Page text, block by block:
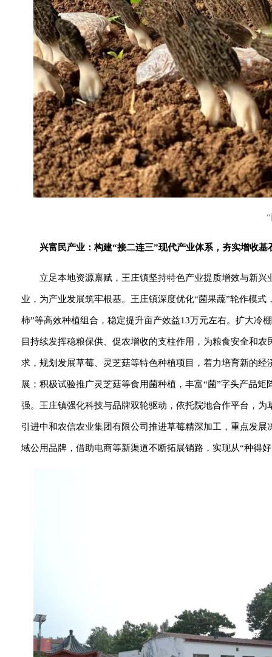
兴富民产业：构建“接二连三”现代产业体系，夯实增收基
立足本地资源禀赋，王庄镇坚持特色产业提质增效与新
业，为产业发展筑牢根基。王庄镇深度优化“菌果蔬”轮作模
柿”等高效种植组合，稳定提升亩产效益13万元左右。扩大冷
目持续发挥稳粮保供、促农增收的支柱作用，为粮食安全和
求，规划发展草莓、灵芝菇等特色种植项目，着力培育新的
展；积极试验推广灵芝菇等食用菌种植，丰富“菌”字头产品
强。王庄镇强化科技与品牌双轮驱动，依托院地合作平台，
引进中和农信农业集团有限公司推进草莓精深加工，重点发
域公用品牌，借助电商等新渠道不断拓展销路，实现从“种得